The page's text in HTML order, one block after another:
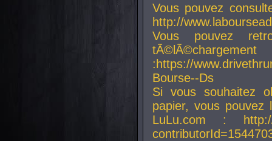
Vous pouvez
http://
Vous pouvez
:https://
Bourse--Ds
Si vous souhaitez
papier, vous
LuLu.com : http://